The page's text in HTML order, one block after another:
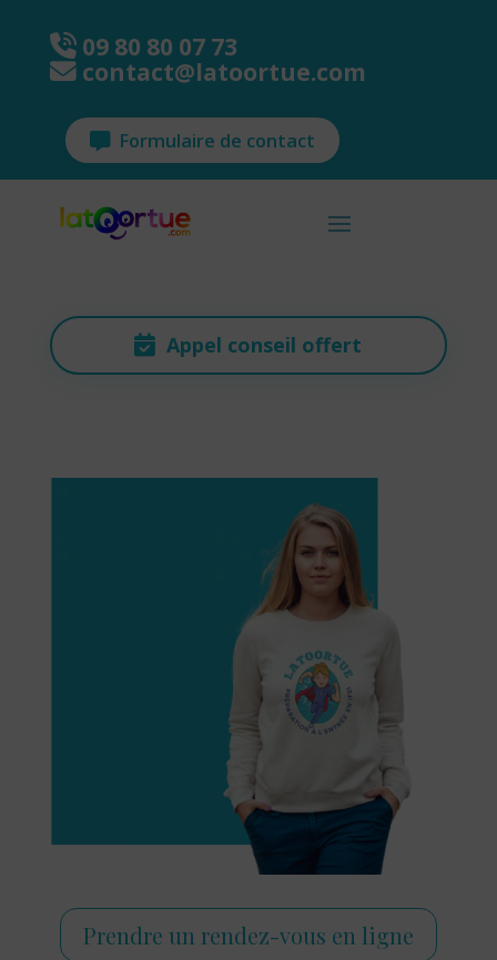
09 80 80 07 73
contact@latoortue.com
Formulaire de contact
Appel conseil offert
Prendre un rendez-vous en ligne